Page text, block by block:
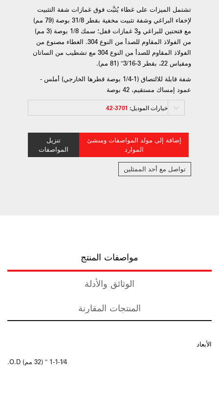
تشتمل الميزات على غطاء يُثبَّت فوق غمازات شفة التثبيت
لإخفاء البراغي وشفة تثبيت مخفية بقطر 31/8 بوصة (79 مم)
مع فتحتين للبراغي و3 غمازات قفل؛ سمك 1/8 بوصة (3 مم)
من الفولاذ المقاوم للصدأ من النوع 304. الغطاء مصنوع من
الفولاذ المقاوم للصدأ من النوع 304 مع تشطيب من الساتان
ومقياس 22، بقطر 3-3/16″ (81 مم).
شفة قابلة للالتصاق (1-1/4 بوصة قطرها الخارجي) أملس -
عمود إمساك مستقيم، 42 بوصة
خيارات الموديل: 3701-42
إضافة إلى مولد المواصفات ومنشئ
الموارد
تنزيل
المواصفات
تواصل مع أحد الممثلين
مواصفات المنتج
الوثائق والأدلة
المنتجات المقارنة
الأبعاد
1-1-1⁄4 ″ (32 مم) O.D.